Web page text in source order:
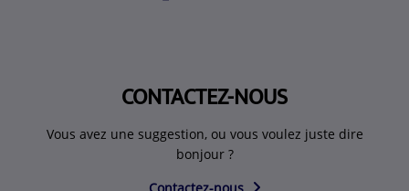
CONTACTEZ-NOUS
Vous avez une suggestion, ou vous voulez juste dire
bonjour ?